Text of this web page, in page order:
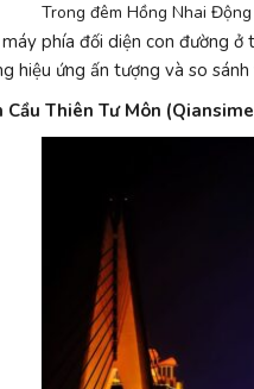
Trong đêm Hồng Nhai
phía đối diện con đường
hiệu ứng ấn tượng và so
Cầu Thiên Tư Môn